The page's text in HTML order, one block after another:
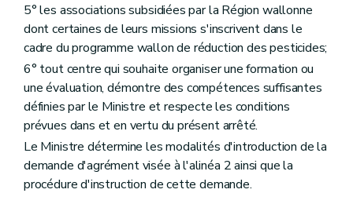
5° les associations subsidiées par la Région wallonne
dont certaines de leurs missions s'inscrivent dans le
cadre du programme wallon de réduction des pesticides;
6° tout centre qui souhaite organiser une formation ou
une évaluation, démontre des compétences suffisantes
définies par le Ministre et respecte les conditions
prévues dans et en vertu du présent arrêté.
Le Ministre détermine les modalités d'introduction de la
demande d'agrément visée à l'alinéa 2 ainsi que la
procédure d'instruction de cette demande.